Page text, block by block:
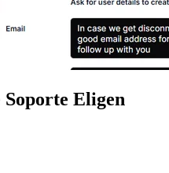
Soporte Eligen